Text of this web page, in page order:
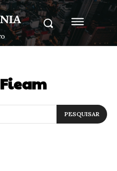
Fieam
PESQUISAR